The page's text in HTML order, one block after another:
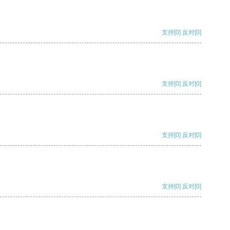
支持[0] 反对[0]
支持[0] 反对[0]
支持[0] 反对[0]
支持[0] 反对[0]